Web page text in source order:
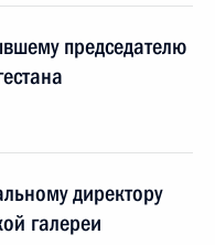
председателю
директору
галереи